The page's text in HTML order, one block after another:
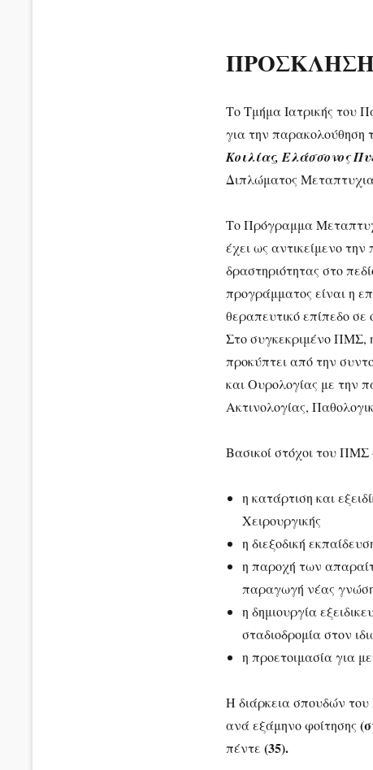
Το Τμήμα Ιατρικής του
για την
Κοιλίας, Ελάσσονος
Διπλώματος
Το Πρόγραμμα
έχει ως αντικείμενο την
δραστηριότητας στο
προγράμματος είναι η
θεραπευτικό επίπεδο
Στο συγκεκριμένο ΠΜΣ,
προκύπτει από την
και Ουρολογίας με την
Ακτινολογίας,
Βασικοί στόχοι του ΠΜΣ
η κατάρτιση και
Χειρουργικής
η διεξοδική
η παροχή των
παραγωγή νέας
η δημιουργία
σταδιοδρομία στον
η προετοιμασία για
Η διάρκεια σπουδών
ανά εξάμηνο φοίτησης
πέντε (35).